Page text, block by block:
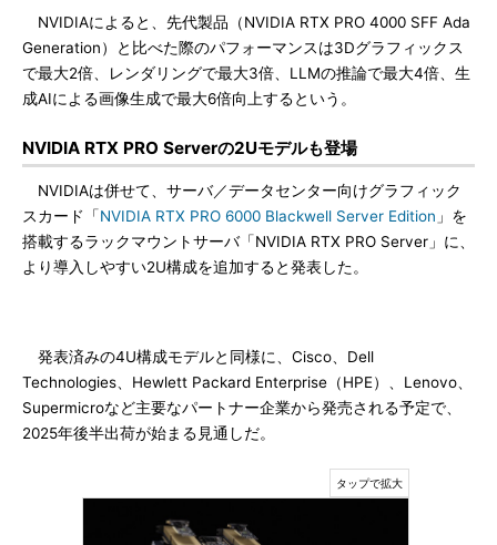
NVIDIAによると、先代製品（NVIDIA RTX PRO 4000 SFF Ada
Generation）と比べた際のパフォーマンスは3Dグラフィックス
で最大2倍、レンダリングで最大3倍、LLMの推論で最大4倍、生
成AIによる画像生成で最大6倍向上するという。
NVIDIA RTX PRO Serverの2Uモデルも登場
NVIDIAは併せて、サーバ／データセンター向けグラフィック
スカード「NVIDIA RTX PRO 6000 Blackwell Server Edition 」を
搭載するラックマウントサーバ「NVIDIA RTX PRO Server」に、
より導入しやすい2U構成を追加すると発表した。
発表済みの4U構成モデルと同様に、Cisco、Dell
Technologies、Hewlett Packard Enterprise（HPE）、Lenovo、
Supermicroなど主要なパートナー企業から発売される予定で、
2025年後半出荷が始まる見通しだ。